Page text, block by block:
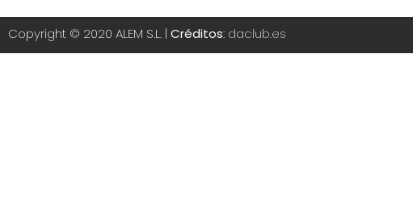
Copyright © 2020 ALEM S.L. | Créditos: daclub.es